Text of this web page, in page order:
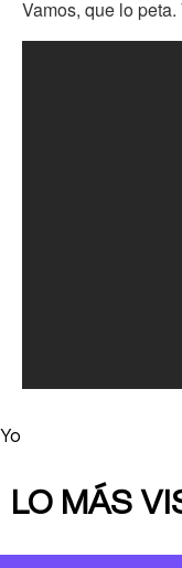
Vamos, que lo
Yo
LO MÁS